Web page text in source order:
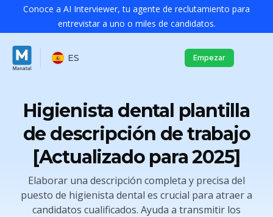
Conoce a AI Interviewer, tu agente de reclutamiento para
entrevistar a uno o miles de candidatos.
ES Empezar
Higienista dental plantilla
de descripción de trabajo
[Actualizado para 2025]
Elaborar una descripción completa y precisa del
puesto de higienista dental es crucial para atraer a
candidatos cualificados. Ayuda a transmitir los